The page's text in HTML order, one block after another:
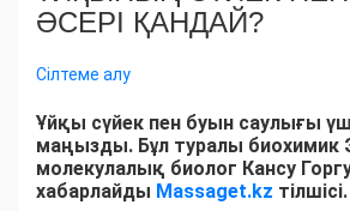
ӘСЕРІ ҚАНДАЙ?
Сілтеме алу
Ұйқы сүйек пен буын саулығы
маңызды. Бұл туралы биохимик
молекулалық биолог Кансу
хабарлайды Massaget.kz тілшісі.